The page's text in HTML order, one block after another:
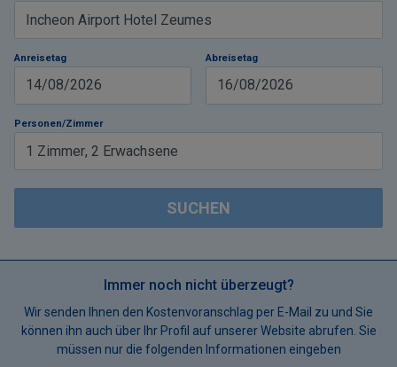
Anreisetag
14/08/2026
Abreisetag
16/08/2026
Personen/Zimmer
1 Zimmer, 2 Erwachsene
SUCHEN
Immer noch nicht überzeugt?
Wir senden Ihnen den Kostenvoranschlag per E-Mail zu und Sie
können ihn auch über Ihr Profil auf unserer Website abrufen. Sie
müssen nur die folgenden Informationen eingeben